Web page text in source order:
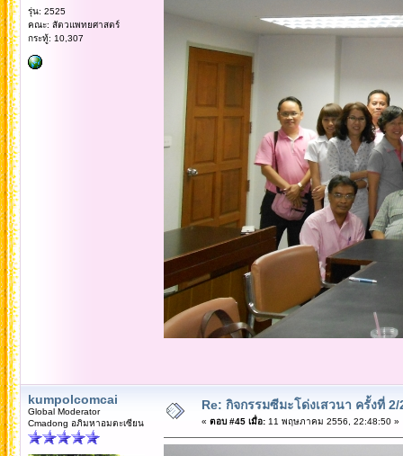
รุ่น: 2525
คณะ: สัตวแพทยศาสตร์
กระทู้: 10,307
kumpolcomcai
Global Moderator
Cmadong อภิมหาอมตะเซียน
Re: กิจกรรมซีมะโด่งเสวนา ครั้งที่
« ตอบ #45 เมื่อ:11 พฤษภาคม 2556, 22:48:50 »